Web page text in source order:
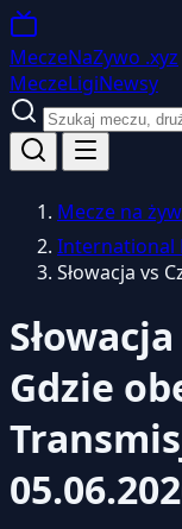
MeczeNaZywo .xyz
MeczeLigiNewsy
Mecze na
International
Słowacja vs
Gdzie